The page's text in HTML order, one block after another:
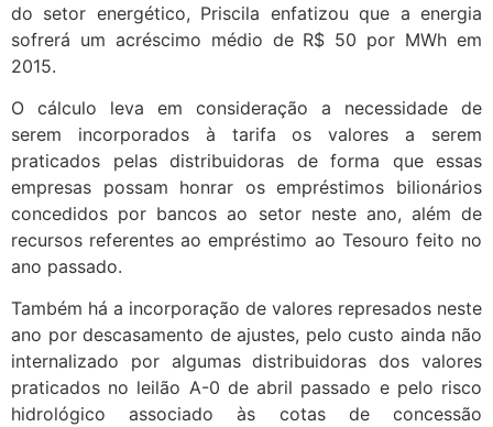
do setor energético, Priscila enfatizou que a energia
sofrerá um acréscimo médio de R$ 50 por MWh em
2015.
O cálculo leva em consideração a necessidade de
serem incorporados à tarifa os valores a serem
praticados pelas distribuidoras de forma que essas
empresas possam honrar os empréstimos bilionários
concedidos por bancos ao setor neste ano, além de
recursos referentes ao empréstimo ao Tesouro feito no
ano passado.
Também há a incorporação de valores represados neste
ano por descasamento de ajustes, pelo custo ainda não
internalizado por algumas distribuidoras dos valores
praticados no leilão A-0 de abril passado e pelo risco
hidrológico associado às cotas de concessão